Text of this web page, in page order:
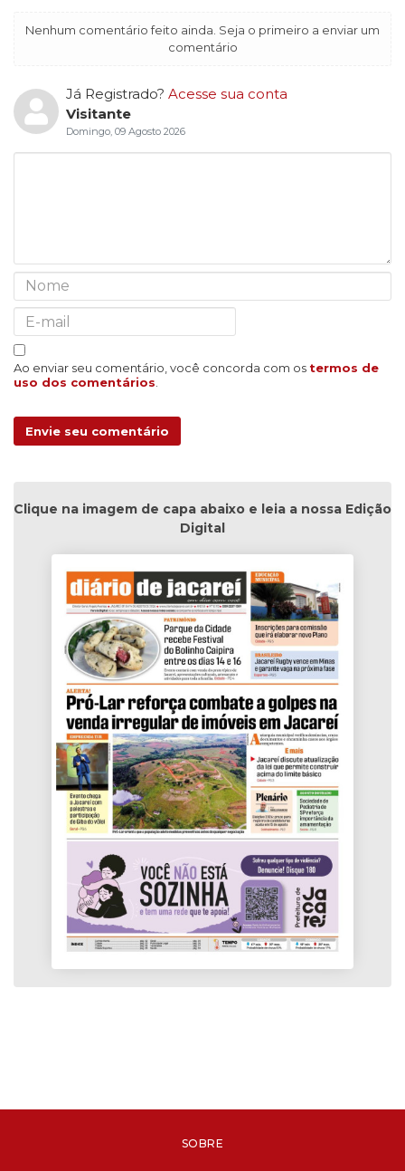
Nenhum comentário feito ainda. Seja o primeiro a enviar um
comentário
Já Registrado? Acesse sua conta
Visitante
Domingo, 09 Agosto 2026
Ao enviar seu comentário, você concorda com os termos de
uso dos comentários
Envie seu comentário
Clique na imagem de capa abaixo e leia a nossa Edição
Digital
SOBRE